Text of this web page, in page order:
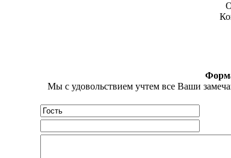
Мы с удовольствием учтем все Ваши